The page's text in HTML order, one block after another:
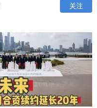
关注